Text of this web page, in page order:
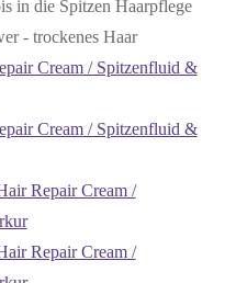
in die Spitzen Haarpflege
- trockenes Haar